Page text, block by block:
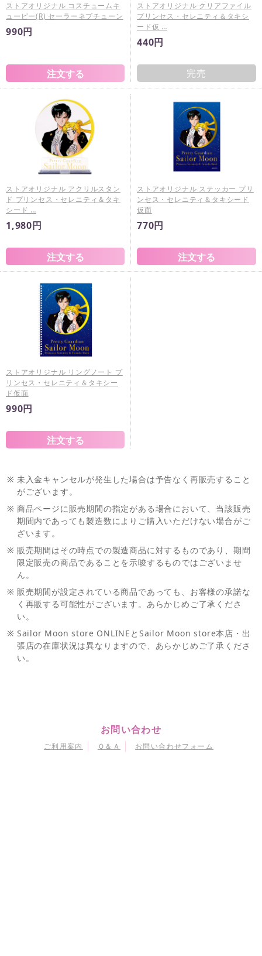
ストアオリジナル コスチュームキ
ューピー(R) セーラーネプチューン
990円
ストアオリジナル クリアファイル
プリンセス・セレニティ＆タキシ
ード仮 …
440円
完売
ストアオリジナル アクリルスタン
ド プリンセス・セレニティ＆タキ
シード …
1,980円
ストアオリジナル ステッカー プリ
ンセス・セレニティ＆タキシード
仮面
770円
ストアオリジナル リングノート プ
リンセス・セレニティ＆タキシー
ド仮面
990円
※ 未入金キャンセルが発生した場合は予告なく再販売すること
がございます。
※ 商品ページに販売期間の指定がある場合において、当該販売
期間内であっても製造数によりご購入いただけない場合がご
ざいます。
※ 販売期間はその時点での製造商品に対するものであり、期間
限定販売の商品であることを示唆するものではございませ
ん。
※ 販売期間が設定されている商品であっても、お客様の承諾な
く再販する可能性がございます。あらかじめご了承くださ
い。
※ Sailor Moon store ONLINEとSailor Moon store本店・出
張店の在庫状況は異なりますので、あらかじめご了承くださ
い。
お問い合わせ
ご利用案内 Ｑ＆Ａ お問い合わせフォーム